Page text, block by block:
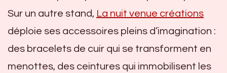
Sur un autre stand, La nuit venue créations
déploie ses accessoires pleins d’imagination :
des bracelets de cuir qui se transforment en
menottes, des ceintures qui immobilisent les